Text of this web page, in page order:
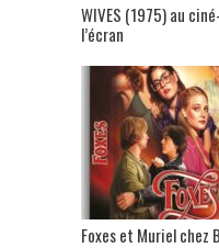
WIVES (1975) au
l’écran
Foxes et Muriel chez